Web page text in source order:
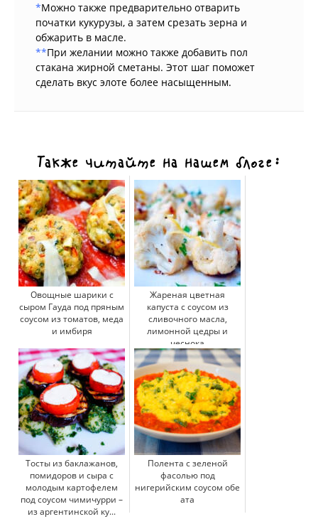
*Можно также предварительно отварить
початки кукурузы, а затем срезать зерна и
обжарить в масле.
**При желании можно также добавить пол
стакана жирной сметаны. Этот шаг поможет
сделать вкус элоте более насыщенным.
Также читайте на нашем блоге:
Овощные шарики с
сыром Гауда под пряным
соусом из томатов, меда
и имбиря
Жареная цветная
капуста с соусом из
сливочного масла,
лимонной цедры и
чеснока
Тосты из баклажанов,
помидоров и сыра с
молодым картофелем
под соусом чимичурри –
из аргентинской ку...
Полента с зеленой
фасолью под
нигерийским соусом обе
ата